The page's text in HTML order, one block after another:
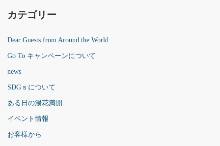
カテゴリー
Dear Guests from Around the World
Go To キャンペーンについて
news
SDGｓについて
ある日の湯花満開
イベント情報
お客様から